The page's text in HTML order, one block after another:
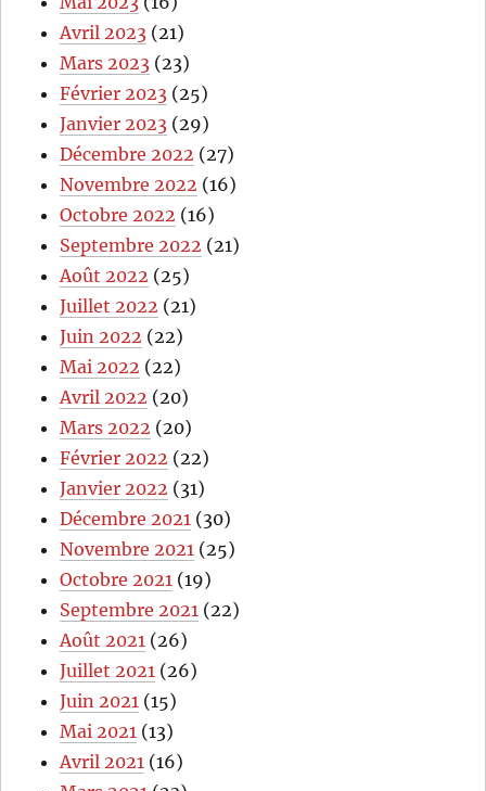
Avril 2023 (21)
Mars 2023 (23)
Février 2023 (25)
Janvier 2023 (29)
Décembre 2022 (27)
Novembre 2022 (16)
Octobre 2022 (16)
Septembre 2022 (21)
Août 2022 (25)
Juillet 2022 (21)
Juin 2022 (22)
Mai 2022 (22)
Avril 2022 (20)
Mars 2022 (20)
Février 2022 (22)
Janvier 2022 (31)
Décembre 2021 (30)
Novembre 2021 (25)
Octobre 2021 (19)
Septembre 2021 (22)
Août 2021 (26)
Juillet 2021 (26)
Juin 2021 (15)
Mai 2021 (13)
Avril 2021 (16)